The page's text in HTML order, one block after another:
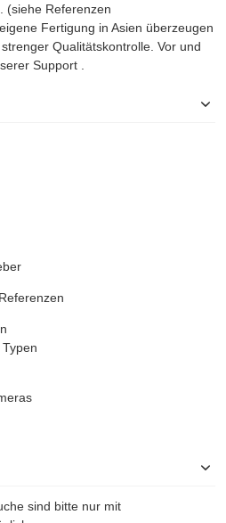
(siehe Referenzen
Fertigung in Asien überzeugen
Qualitätskontrolle. Vor und
Support .
sind bitte nur mit